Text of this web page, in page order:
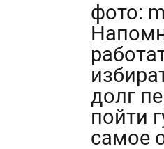
фото:
долг
пойти
самое